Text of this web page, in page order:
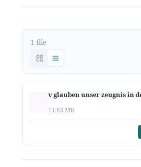
1 file
v glauben unser zeugnis in
11.83 MB